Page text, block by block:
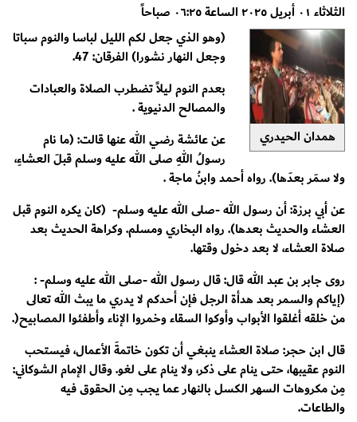
الثلاثاء ٠١ أبريل ٢٠٢٥ الساعة ٠٦:٢٥ صباحاً
همدان الحيدري
(وهو الذي جعل لكم الليل لباسا والنوم سباتا
وجعل النهار نشورا) الفرقان: 47.
بعدم النوم ليلاً تضطرب الصلاة والعبادات
والمصالح الدنيوية .
عن عائشة رضي الله عنها قالت: (ما نام
رسولُ اللهِ صلى الله عليه وسلم قبلَ العشاءِ،
ولا سمَر بعدَها). رواه أحمد وابنُ ماجة .
عن أبي برزة: أن رسول الله -صلى الله عليه وسلم- (كان يكره النوم قبل
العشاء والحديث بعدها). رواه البخاري ومسلم. وكراهة الحديث بعد
صلاة العشاء، لا بعد دخول وقتها.
روى جابر بن عبد الله قال: قال رسول الله -صلى الله عليه وسلم- :
(إياكم والسمر بعد هدأة الرجل فإن أحدكم لا يدري ما يبث الله تعالى
من خلقه أغلقوا الأبواب وأوكوا السقاء وخمروا الإناء وأطفئوا المصابيح(.
قال ابن حجر: صلاة العشاء ينبغي أن تكون خاتمةَ الأعمال، فيستحب
النوم عقيبها، حتى ينام على ذكر، ولا ينام على لغو. وقال الإمام الشوكاني:
مِن مكروهات السهر الكسل بالنهار عما يجب مِن الحقوق فيه
والطاعات.